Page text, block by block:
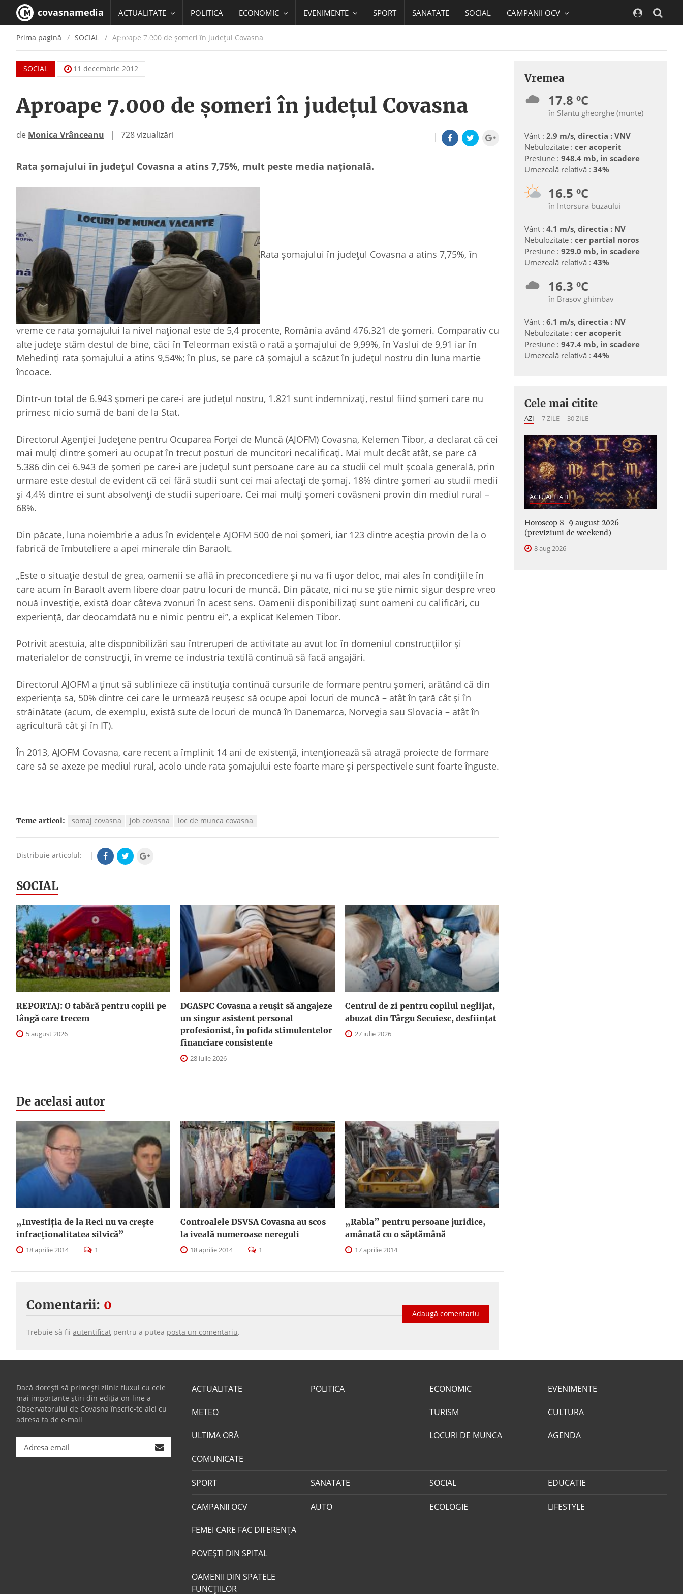
covasnamedia ACTUALITATE POLITICA ECONOMIC EVENIMENTE SPORT SANATATE SOCIAL CAMPANII OCV
EDUCATIE
Prima pagină SOCIAL Aproape 7.000 de șomeri în judeţul Covasna
SOCIAL 11 decembrie 2012
Aproape 7.000 de șomeri în judeţul Covasna
|
de Monica Vrânceanu | 728 vizualizări
Rata șomajului în județul Covasna a atins 7,75%, mult peste media naţională.
Rata șomajului în județul Covasna a atins 7,75%, în
vreme ce rata șomajului la nivel național este de 5,4 procente, România având 476.321 de șomeri. Comparativ cu
alte județe stăm destul de bine, căci în Teleorman există o rată a șomajului de 9,99%, în Vaslui de 9,91 iar în
Mehedinți rata șomajului a atins 9,54%; în plus, se pare că șomajul a scăzut în județul nostru din luna martie
încoace.
Dintr-un total de 6.943 șomeri pe care-i are județul nostru, 1.821 sunt indemnizați, restul fiind șomeri care nu
primesc nicio sumă de bani de la Stat.
Directorul Agenției Județene pentru Ocuparea Forței de Muncă (AJOFM) Covasna, Kelemen Tibor, a declarat că cei
mai mulți dintre șomeri au ocupat în trecut posturi de muncitori necalificați. Mai mult decât atât, se pare că
5.386 din cei 6.943 de șomeri pe care-i are județul sunt persoane care au ca studii cel mult școala generală, prin
urmare este destul de evident că cei fără studii sunt cei mai afectați de șomaj. 18% dintre șomeri au studii medii
și 4,4% dintre ei sunt absolvenți de studii superioare. Cei mai mulți șomeri covăsneni provin din mediul rural –
68%.
Din păcate, luna noiembrie a adus în evidențele AJOFM 500 de noi șomeri, iar 123 dintre aceștia provin de la o
fabrică de îmbuteliere a apei minerale din Baraolt.
„Este o situație destul de grea, oamenii se află în preconcediere și nu va fi ușor deloc, mai ales în condițiile în
care acum în Baraolt avem libere doar patru locuri de muncă. Din păcate, nici nu se știe nimic sigur despre vreo
nouă investiție, există doar câteva zvonuri în acest sens. Oamenii disponibilizați sunt oameni cu calificări, cu
experiență, dar deocamdată nu e nimic pentru ei”, a explicat Kelemen Tibor.
Potrivit acestuia, alte disponibilizări sau întreruperi de activitate au avut loc în domeniul construcțiilor și
materialelor de construcții, în vreme ce industria textilă continuă să facă angajări.
Directorul AJOFM a ținut să sublinieze că instituția continuă cursurile de formare pentru șomeri, arătând că din
experiența sa, 50% dintre cei care le urmează reușesc să ocupe apoi locuri de muncă – atât în țară cât și în
străinătate (acum, de exemplu, există sute de locuri de muncă în Danemarca, Norvegia sau Slovacia – atât în
agricultură cât și în IT).
În 2013, AJOFM Covasna, care recent a împlinit 14 ani de existență, intenționează să atragă proiecte de formare
care să se axeze pe mediul rural, acolo unde rata șomajului este foarte mare și perspectivele sunt foarte înguste.
Teme articol: somaj covasna job covasna loc de munca covasna
Distribuie articolul: |
SOCIAL
REPORTAJ: O tabără pentru copiii pe
lângă care trecem
5 august 2026
DGASPC Covasna a reuşit să angajeze
un singur asistent personal
profesionist, în pofida stimulentelor
financiare consistente
28 iulie 2026
Centrul de zi pentru copilul neglijat,
abuzat din Târgu Secuiesc, desfiinţat
27 iulie 2026
De acelasi autor
„Investiţia de la Reci nu va creşte
infracţionalitatea silvică”
18 aprilie 2014 1
Controalele DSVSA Covasna au scos
la iveală numeroase nereguli
18 aprilie 2014 1
„Rabla” pentru persoane juridice,
amânată cu o săptămână
17 aprilie 2014
Comentarii: 0
Adaugă comentariu
Trebuie să fii autentificat pentru a putea posta un comentariu.
Vremea
17.8 ºC
în Sfantu gheorghe (munte)
Vânt : 2.9 m/s, directia : VNV
Nebulozitate : cer acoperit
Presiune : 948.4 mb, in scadere
Umezeală relativă : 34%
16.5 ºC
în Intorsura buzaului
Vânt : 4.1 m/s, directia : NV
Nebulozitate : cer partial noros
Presiune : 929.0 mb, in scadere
Umezeală relativă : 43%
16.3 ºC
în Brasov ghimbav
Vânt : 6.1 m/s, directia : NV
Nebulozitate : cer acoperit
Presiune : 947.4 mb, in scadere
Umezeală relativă : 44%
Cele mai citite
AZI 7 ZILE 30 ZILE
ACTUALITATE
Horoscop 8-9 august 2026
(previziuni de weekend)
8 aug 2026
Dacă dorești să primești zilnic fluxul cu cele
mai importante știri din ediția on-line a
Observatorului de Covasna înscrie-te aici cu
adresa ta de e-mail
ACTUALITATE
METEO
ULTIMA ORĂ
COMUNICATE
POLITICA ECONOMIC
TURISM
LOCURI DE MUNCA
EVENIMENTE
CULTURA
AGENDA
SPORT SANATATE SOCIAL EDUCATIE
CAMPANII OCV
FEMEI CARE FAC DIFERENȚA
POVEŞTI DIN SPITAL
OAMENII DIN SPATELE
FUNCŢIILOR
AUTO ECOLOGIE LIFESTYLE